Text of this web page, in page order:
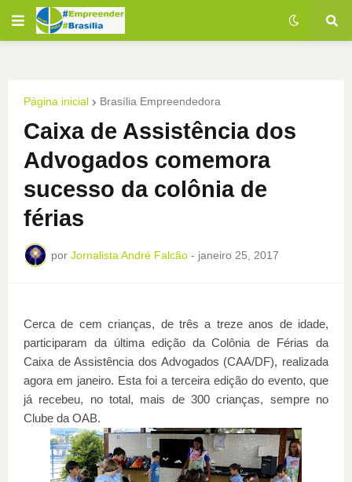
Página inicial Brasília Empreendedora
Caixa de Assistência dos
Advogados comemora
sucesso da colônia de
férias
por Jornalista André Falcão - janeiro 25, 2017
Cerca de cem crianças, de três a treze anos de idade,
participaram da última edição da Colônia de Férias da
Caixa de Assistência dos Advogados (CAA/DF), realizada
agora em janeiro. Esta foi a terceira edição do evento, que
já recebeu, no total, mais de 300 crianças, sempre no
Clube da OAB.